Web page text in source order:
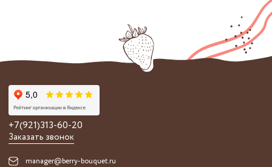
+7(921)313-60-20
Заказать звонок
manager@berry-bouquet.ru